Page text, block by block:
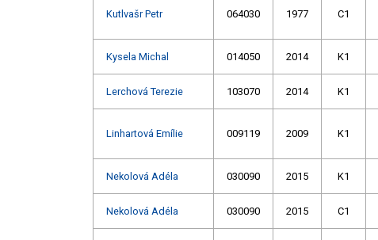
Kutlvašr Petr 064030 1977 C1
Kysela Michal 014050 2014 K1
Lerchová Terezie 103070 2014 K1
Linhartová Emílie 009119 2009 K1
Nekolová Adéla 030090 2015 K1
Nekolová Adéla 030090 2015 C1